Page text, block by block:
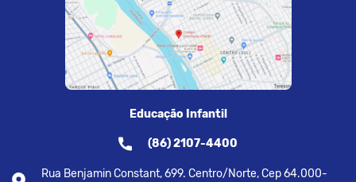
Educação Infantil
(86) 2107-4400
Rua Benjamin Constant, 699. Centro/Norte, Cep 64.000-